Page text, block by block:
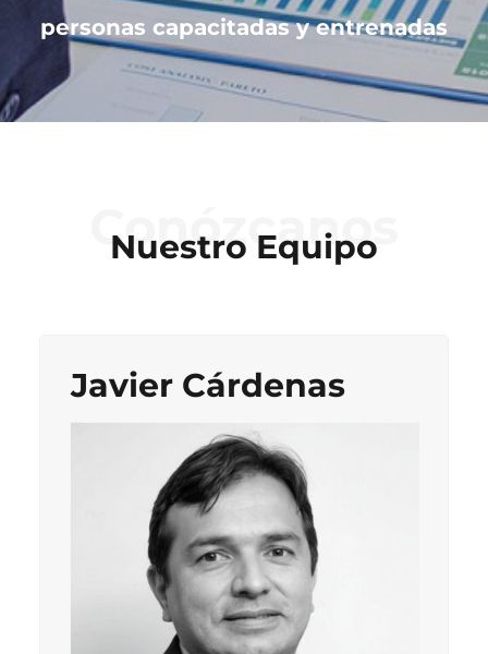
personas capacitadas y entrenadas
Conózcanos
Nuestro Equipo
Javier Cárdenas